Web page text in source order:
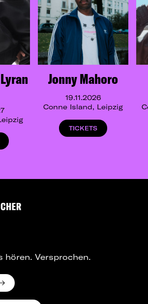
Jonny Mahoro
19.11.2026
Conne Island, Leipzig
TICKETS
hören. Versprochen.